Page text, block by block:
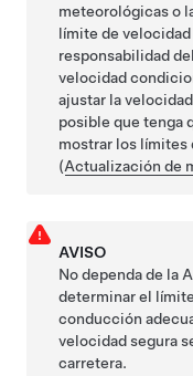
meteorológicas o
límite de
responsabilidad
velocidad
ajustar la
posible que tenga
mostrar los
(Actualización de
AVISO
No dependa de la
determinar el
conducción
velocidad segura
carretera.